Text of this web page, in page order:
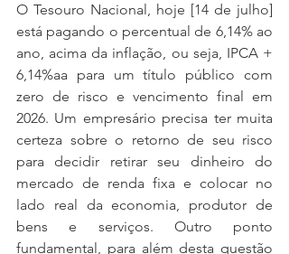
O Tesouro Nacional, hoje [14 de julho]
está pagando o percentual de 6,14% ao
ano, acima da inflação, ou seja, IPCA +
6,14%aa para um título público com
zero de risco e vencimento final em
2026. Um empresário precisa ter muita
certeza sobre o retorno de seu risco
para decidir retirar seu dinheiro do
mercado de renda fixa e colocar no
lado real da economia, produtor de
bens e serviços. Outro ponto
fundamental, para além desta questão